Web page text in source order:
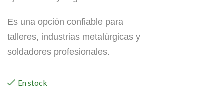
Es una opción confiable para
talleres, industrias metalúrgicas y
soldadores profesionales.
En stock